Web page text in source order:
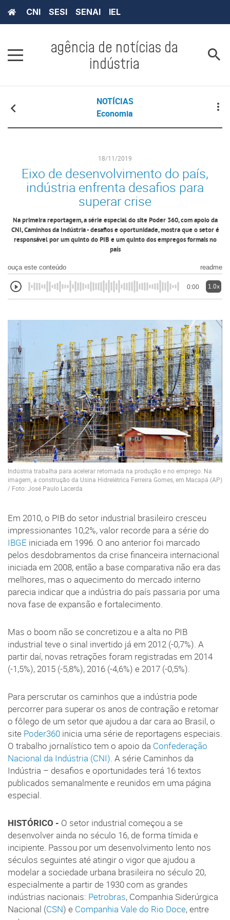
CNI SESI SENAI IEL
agência de notícias da
indústria
NOTÍCIAS
Economia
18/11/2019
Eixo de desenvolvimento do país,
indústria enfrenta desafios para
superar crise
Na primeira reportagem, a série especial do site Poder 360, com apoio da
CNI, Caminhos da Indústria - desafios e oportunidade, mostra que o setor é
responsável por um quinto do PIB e um quinto dos empregos formais no
país
ouça este conteúdo readme
0:00 1.0x
Indústria trabalha para acelerar retomada na produção e no emprego. Na
imagem, a construção da Usina Hidrelétrica Ferreira Gomes, em Macapá (AP)
/ Foto: José Paulo Lacerda
Em 2010, o PIB do setor industrial brasileiro cresceu
impressionantes 10,2%, valor recorde para a série do
IBGE iniciada em 1996. O ano anterior foi marcado
pelos desdobramentos da crise financeira internacional
iniciada em 2008, então a base comparativa não era das
melhores, mas o aquecimento do mercado interno
parecia indicar que a indústria do país passaria por uma
nova fase de expansão e fortalecimento.
Mas o boom não se concretizou e a alta no PIB
industrial teve o sinal invertido já em 2012 (-0,7%). A
partir daí, novas retrações foram registradas em 2014
(-1,5%), 2015 (-5,8%), 2016 (-4,6%) e 2017 (-0,5%).
Para perscrutar os caminhos que a indústria pode
percorrer para superar os anos de contração e retomar
o fôlego de um setor que ajudou a dar cara ao Brasil, o
site Poder360 inicia uma série de reportagens especiais.
O trabalho jornalístico tem o apoio da Confederação
Nacional da Indústria (CNI). A série Caminhos da
Indústria – desafios e oportunidades terá 16 textos
publicados semanalmente e reunidos em uma página
especial.
HISTÓRICO - O setor industrial começou a se
desenvolver ainda no século 16, de forma tímida e
incipiente. Passou por um desenvolvimento lento nos
séculos seguintes até atingir o vigor que ajudou a
modelar a sociedade urbana brasileira no século 20,
especialmente a partir de 1930 com as grandes
indústrias nacionais: Petrobras, Companhia Siderúrgica
Nacional (CSN) e Companhia Vale do Rio Doce, entre